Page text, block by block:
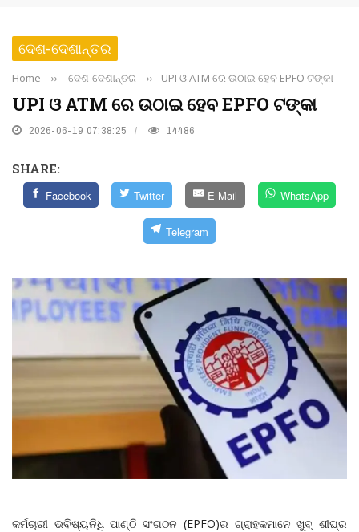
ଦେଶ-ଦେଶାନ୍ତର
Home ›› ଦେଶ-ଦେଶାନ୍ତର ›› UPI ଓ ATM ରେ ଉଠାଇ ହେବ EPFO ଟଙ୍କା
UPI ଓ ATM ରେ ଉଠାଇ ହେବ EPFO ଟଙ୍କା
2026-06-19 07:38:25 14486
SHARE:
Facebook Twitter E-Mail WhatsApp
Telegram
କର୍ମଚାରୀ ଭବିଷ୍ୟନିଧି ପାଣ୍ଠି ସଂଗଠନ (EPFO)ର ଗ୍ରାହକମାନେ ଖୁବ୍ ଶୀଘ୍ର